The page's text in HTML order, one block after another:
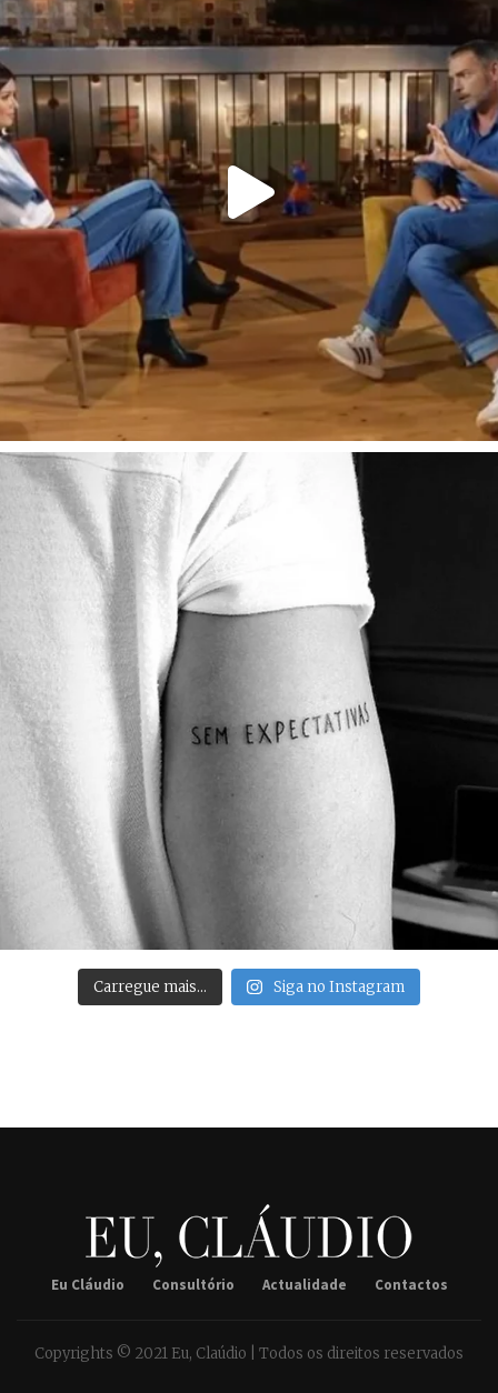
Carregue mais… Siga no Instagram
Eu Cláudio Consultório Actualidade Contactos
Copyrights © 2021 Eu, Claúdio | Todos os direitos reservados